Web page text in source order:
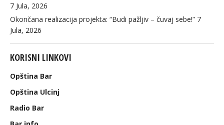
7 Jula, 2026
Okončana realizacija projekta: “Budi pažljiv – čuvaj sebe!” 7
Jula, 2026
KORISNI LINKOVI
Opština Bar
Opština Ulcinj
Radio Bar